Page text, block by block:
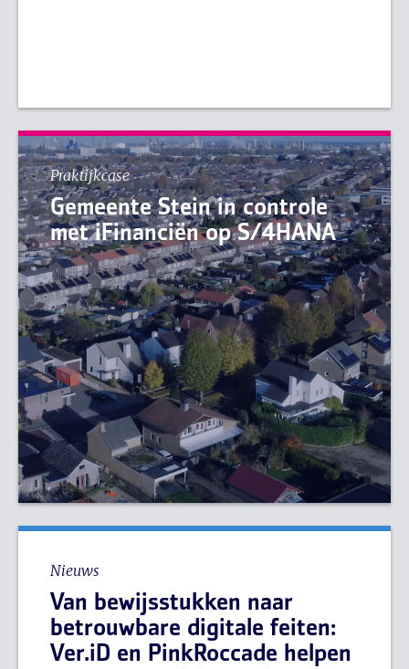
Praktijkcase
Gemeente Stein in controle
met iFinanciën op S/4HANA
Nieuws
Van bewijsstukken naar
betrouwbare digitale feiten:
Ver.iD en PinkRoccade helpen